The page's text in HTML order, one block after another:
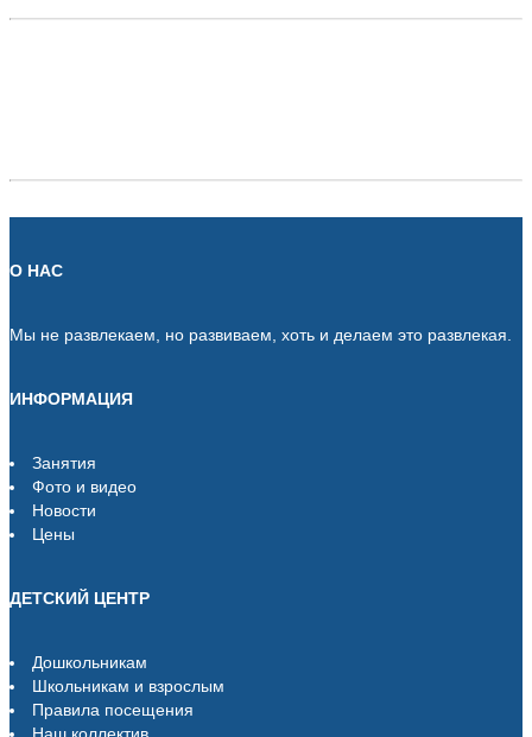
О НАС
Мы не развлекаем, но развиваем, хоть и делаем это развлекая.
ИНФОРМАЦИЯ
Занятия
Фото и видео
Новости
Цены
ДЕТСКИЙ ЦЕНТР
Дошкольникам
Школьникам и взрослым
Правила посещения
Наш коллектив